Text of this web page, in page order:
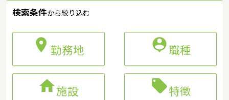
検索条件から絞り込む
 勤務地 職種
施設 特徴